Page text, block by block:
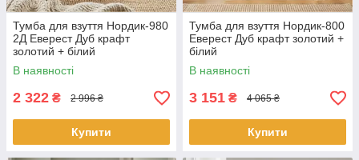
Тумба для взуття Нордик-980
2Д Еверест Дуб крафт
золотий + білий
В наявності
2 322 ₴ 2 996 ₴
Купити
Тумба для взуття Нордик-800
Еверест Дуб крафт золотий +
білий
В наявності
3 151 ₴ 4 065 ₴
Купити